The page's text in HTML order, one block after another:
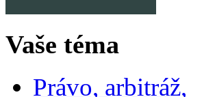
Vaše téma
Právo, arbitráž,